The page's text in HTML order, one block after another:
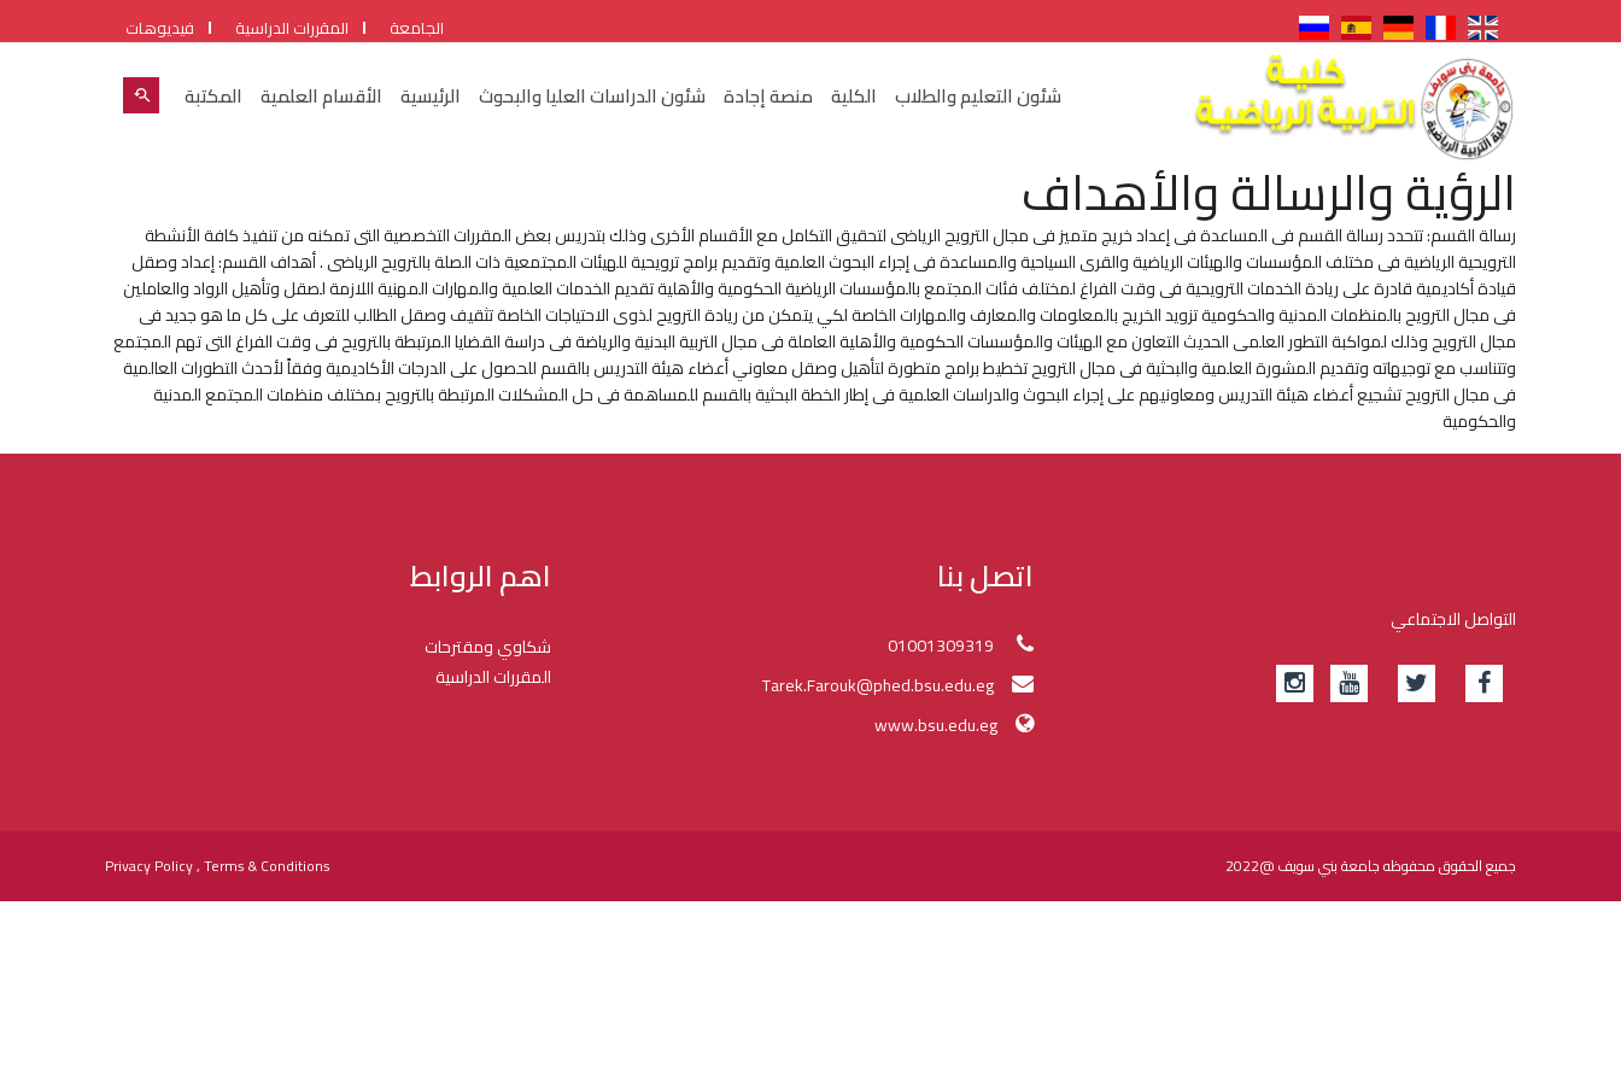
الجامعة المقررات الدراسية فيديوهات
شئون التعليم والطلاب الكلية منصة إجادة شئون الدراسات العليا والبحوث الرئيسية الأقسام العلمية المكتبة
الرؤية والرسالة والأهداف
رسالة القسم: تتحدد رسالة القسم فى المساعدة فى إعداد خريج متميز فى مجال الترويح الرياضى لتحقيق التكامل مع الأقسام الأخرى وذلك بتدريس بعض المقررات التخصصية التى تمكنه من تنفيذ كافة الأنشطة
الترويحية الرياضية فى مختلف المؤسسات والهيئات الرياضية والقرى السياحية والمساعدة فى إجراء البحوث العلمية وتقديم برامج ترويحية للهيئات المجتمعية ذات الصلة بالترويح الرياضى . أهداف القسم: إعداد وصقل
قيادة أكاديمية قادرة على ريادة الخدمات الترويحية فى وقت الفراغ لمختلف فئات المجتمع بالمؤسسات الرياضية الحكومية والأهلية تقديم الخدمات العلمية والمهارات المهنية اللازمة لصقل وتأهيل الرواد والعاملين
فى مجال الترويح بالمنظمات المدنية والحكومية تزويد الخريج بالمعلومات والمعارف والمهارات الخاصة لكي يتمكن من ريادة الترويح لذوى الاحتياجات الخاصة تثقيف وصقل الطالب للتعرف على كل ما هو جديد فى
مجال الترويح وذلك لمواكبة التطور العلمى الحديث التعاون مع الهيئات والمؤسسات الحكومية والأهلية العاملة فى مجال التربية البدنية والرياضة فى دراسة القضايا المرتبطة بالترويح فى وقت الفراغ التى تهم المجتمع
وتتناسب مع توجيهاته وتقديم المشورة العلمية والبحثية فى مجال الترويح تخطيط برامج متطورة لتأهيل وصقل معاوني أعضاء هيئة التدريس بالقسم للحصول على الدرجات الأكاديمية وفقاً لأحدث التطورات العالمية
فى مجال الترويح تشجيع أعضاء هيئة التدريس ومعاونيهم على إجراء البحوث والدراسات العلمية فى إطار الخطة البحثية بالقسم للمساهمة فى حل المشكلات المرتبطة بالترويح بمختلف منظمات المجتمع المدنية
والحكومية
التواصل الاجتماعي
اتصل بنا
www.bsu.edu.eg
اهم الروابط
شكاوي ومقترحات
المقررات الدراسية
جميع الحقوق محفوظه جامعة بني سويف @2022 Privacy Policy , Terms & Conditions